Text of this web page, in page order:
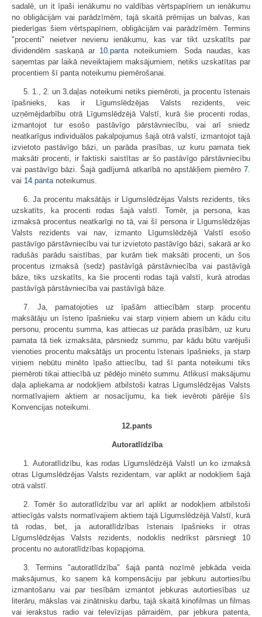
sadalē, un it īpaši ienākumu no valdības vērtspapīriem un ienākumu
no obligācijām vai parādzīmēm, tajā skaitā prēmijas un balvas, kas
piederīgas šiem vērtspapīriem, obligācijām vai parādzīmēm. Termins
"procenti" neietver nevienu ienākumu, kas var tikt uzskatīts par
dividendēm saskaņā ar 10.pantanoteikumiem. Soda naudas, kas
saņemtas par laikā neveiktajiem maksājumiem, netiks uzskatītas par
procentiem šī panta noteikumu piemērošanai.
5. 1., 2. un 3.daļas noteikumi netiks piemēroti, ja procentu īstenais
īpašnieks, kas ir Līgumslēdzējas Valsts rezidents, veic
uzņēmējdarbību otrā Līgumslēdzējā Valstī, kurā šie procenti rodas,
izmantojot tur esošo pastāvīgo pārstāvniecību, vai arī sniedz
neatkarīgus individuālos pakalpojumus šajā otrā valstī, izmantojot tajā
izvietoto pastāvīgo bāzi, un parāda prasības, uz kuru pamata tiek
maksāti procenti, ir faktiski saistītas ar šo pastāvīgo pārstāvniecību
vai pastāvīgo bāzi. Šajā gadījumā atkarībā no apstākļiem piemēro 7.
vai 14.pantanoteikumus.
6. Ja procentu maksātājs ir Līgumslēdzējas Valsts rezidents, tiks
uzskatīts, ka procenti rodas šajā valstī. Tomēr, ja persona, kas
izmaksā procentus neatkarīgi no tā, vai šī persona ir Līgumslēdzējas
Valsts rezidents vai nav, izmanto Līgumslēdzējā Valstī esošo
pastāvīgo pārstāvniecību vai tur izvietoto pastāvīgo bāzi, sakarā ar ko
radušās parādu saistības, par kurām tiek maksāti procenti, un šos
procentus izmaksā (sedz) pastāvīgā pārstāvniecība vai pastāvīgā
bāze, tiks uzskatīts, ka šie procenti rodas tajā valstī, kurā atrodas
pastāvīgā pārstāvniecība vai pastāvīgā bāze.
7. Ja, pamatojoties uz īpašām attiecībām starp procentu
maksātāju un īsteno īpašnieku vai starp viņiem abiem un kādu citu
personu, procentu summa, kas attiecas uz parāda prasībām, uz kuru
pamata tā tiek izmaksāta, pārsniedz summu, par kādu būtu varējuši
vienoties procentu maksātājs un procentu īstenais īpašnieks, ja starp
viņiem nebūtu minēto īpašo attiecību, tad šī panta noteikumi tiks
piemēroti tikai attiecībā uz pēdējo minēto summu. Atlikusī maksājumu
daļa apliekama ar nodokļiem atbilstoši katras Līgumslēdzējas Valsts
normatīvajiem aktiem ar nosacījumu, ka tiek ievēroti pārējie šīs
Konvencijas noteikumi.
12.pants
Autoratlīdzība
1. Autoratlīdzību, kas rodas Līgumslēdzējā Valstī un ko izmaksā
otras Līgumslēdzējas Valsts rezidentam, var aplikt ar nodokļiem šajā
otrā valstī.
2. Tomēr šo autoratlīdzību var arī aplikt ar nodokļiem atbilstoši
attiecīgās valsts normatīvajiem aktiem tajā Līgumslēdzējā Valstī, kurā
tā rodas, bet, ja autoratlīdzības īstenais īpašnieks ir otras
Līgumslēdzējas Valsts rezidents, nodoklis nedrīkst pārsniegt 10
procentu no autoratlīdzības kopapjoma.
3. Termins "autoratlīdzība" šajā pantā nozīmē jebkāda veida
maksājumus, ko saņem kā kompensāciju par jebkuru autortiesību
izmantošanu vai par tiesībām izmantot jebkuras autortiesības uz
literāru, mākslas vai zinātnisku darbu, tajā skaitā kinofilmas un filmas
vai ierakstus radio vai televīzijas pārraidēm, par jebkura patenta,